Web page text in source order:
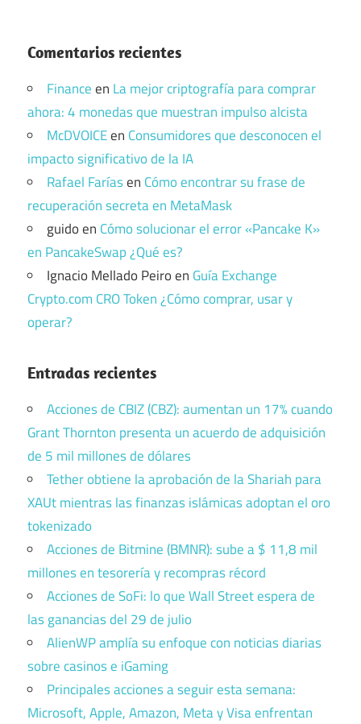
Comentarios recientes
Financeen La mejor criptografía para comprar
ahora: 4 monedas que muestran impulso alcista
McDVOICEen Consumidores que desconocen el
impacto significativo de la IA
Rafael Faríasen Cómo encontrar su frase de
recuperación secreta en MetaMask
guidoen Cómo solucionar el error «Pancake K»
en PancakeSwap ¿Qué es?
Ignacio Mellado Peiroen Guía Exchange
Crypto.com CRO Token ¿Cómo comprar, usar y
operar?
Entradas recientes
Acciones de CBIZ (CBZ): aumentan un 17% cuando
Grant Thornton presenta un acuerdo de adquisición
de 5 mil millones de dólares
Tether obtiene la aprobación de la Shariah para
XAUt mientras las finanzas islámicas adoptan el oro
tokenizado
Acciones de Bitmine (BMNR): sube a $ 11,8 mil
millones en tesorería y recompras récord
Acciones de SoFi: lo que Wall Street espera de
las ganancias del 29 de julio
AlienWP amplía su enfoque con noticias diarias
sobre casinos e iGaming
Principales acciones a seguir esta semana:
Microsoft, Apple, Amazon, Meta y Visa enfrentan